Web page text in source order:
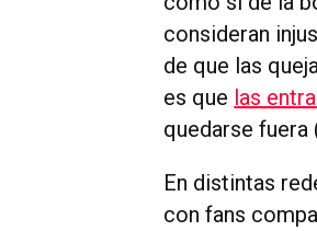
consideran
de que las
es que las
quedarse
En distintas
con fans